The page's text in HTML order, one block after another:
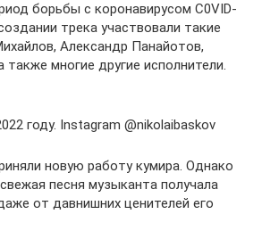
борьбы с коронавирусом C0VID-
трека участвовали такие
Александр Панайотов,
также многие другие исполнители.
году. Instagram @nikolaibaskov
новую работу кумира. Однако
песня музыканта получала
от давнишних ценителей его